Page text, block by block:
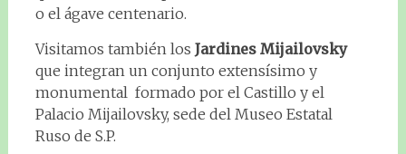
o el ágave centenario.
Visitamos también los Jardines Mijailovsky
que integran un conjunto extensísimo y
monumental formado por el Castillo y el
Palacio Mijailovsky, sede del Museo Estatal
Ruso de S.P.